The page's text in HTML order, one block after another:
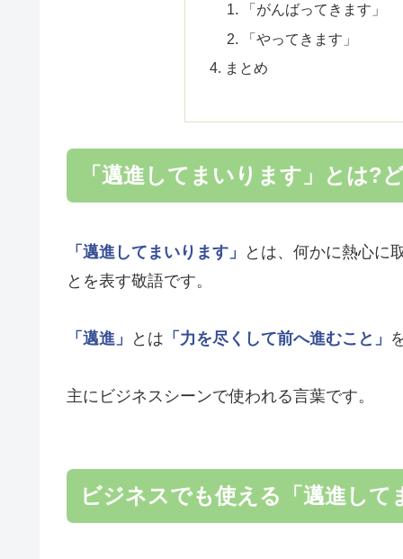
「がんばってきます」
「やってきます」
まとめ
「邁進してまいります」とは?
「邁進してまいります」
とは、何かに熱心に
とを表す敬語です。
「邁進」 とは 「力を尽くして前へ進むこと」
主にビジネスシーンで使われる言葉です。
ビジネスでも使える「邁進し